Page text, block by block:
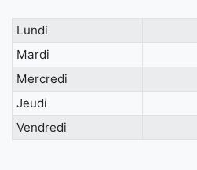
Lundi
Mardi
Mercredi
Jeudi
Vendredi